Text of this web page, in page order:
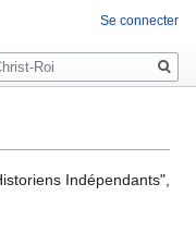
Indépendants",
Se connecter